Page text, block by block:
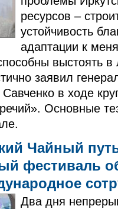
ресурсов –
устойчивость
адаптации к
выстоять
заявил
Савченко в ходе
Основные
Чайный
фестиваль
Два дня